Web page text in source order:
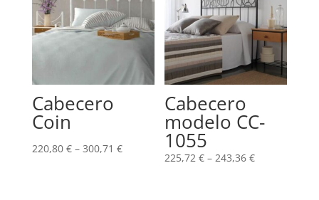
Cabecero
Coin
220,80 €– 300,71 €
Cabecero
modelo CC-
1055
225,72€ –243,36€